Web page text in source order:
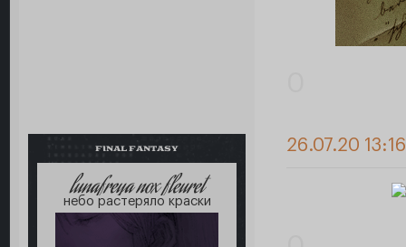
FINAL FANTASY
lunafreya nox fleuret
небо растеряло краски
26.07.20